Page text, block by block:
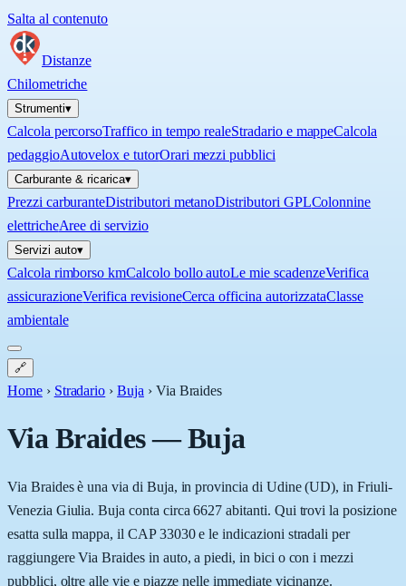
Salta al contenuto
Distanze
Chilometriche
Strumenti▾
Calcola percorsoTraffico in tempo realeStradario e mappeCalcola
pedaggioAutovelox e tutorOrari mezzi pubblici
Carburante & ricarica▾
Prezzi carburanteDistributori metanoDistributori GPLColonnine
elettricheAree di servizio
Servizi auto▾
Calcola rimborso kmCalcolo bollo autoLe mie scadenzeVerifica
assicurazioneVerifica revisioneCerca officina autorizzataClasse
ambientale
🔗
Home › Stradario › Buja › Via Braides
Via Braides—Buja
Via Braides è una via di Buja, in provincia di Udine (UD), in Friuli-
Venezia Giulia. Buja conta circa 6627 abitanti. Qui trovi la posizione
esatta sulla mappa, il CAP 33030 e le indicazioni stradali per
raggiungere Via Braides in auto, a piedi, in bici o con i mezzi
pubblici, oltre alle vie e piazze nelle immediate vicinanze.